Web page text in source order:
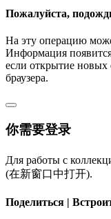
Пожалуйста,
На эту операцию
Информация
если открытие новых
браузера.
你需要登录
Для работы с
(在新窗口中打开).
Поделиться |